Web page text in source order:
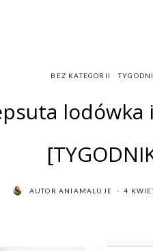
BEZ KATEGORII
AUTOR ANIAMALUJE
POSTED
4